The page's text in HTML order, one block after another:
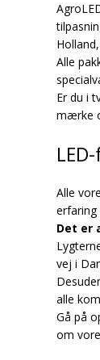
Alle
Er du i
mærke
Alle
Det er
vej i
alle
Gå på
om